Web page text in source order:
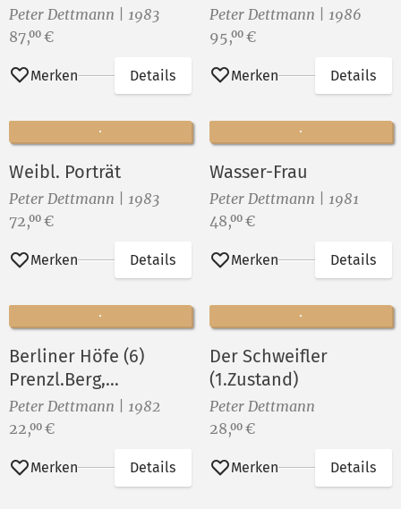
Peter Dettmann | 1983
Preis:
87,00 €
Merken Details
Peter Dettmann | 1986
Preis:
95,00 €
Merken Details
Weibl. Porträt
Peter Dettmann | 1983
Preis:
72,00 €
Merken Details
Wasser-Frau
Peter Dettmann | 1981
Preis:
48,00 €
Merken Details
Berliner Höfe (6)
Prenzl.Berg,
Nordisches Viertel
Peter Dettmann | 1982
Preis:
22,00 €
Merken Details
Der Schweifler
(1.Zustand)
Peter Dettmann
Preis:
28,00 €
Merken Details